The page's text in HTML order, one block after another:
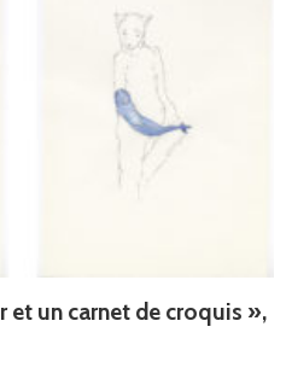
et un carnet de croquis »,